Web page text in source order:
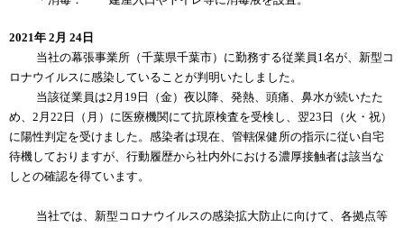
2021年 2月 24日
当社の幕張事業所（千葉県千葉市）に勤務する従業員1名が、新型コ
ロナウイルスに感染していることが判明いたしました。
当該従業員は2月19日（金）夜以降、発熱、頭痛、鼻水が続いたた
め、2月22日（月）に医療機関にて抗原検査を受検し、翌23日（火・祝）
に陽性判定を受けました。感染者は現在、管轄保健所の指示に従い自宅
待機しておりますが、行動履歴から社内外における濃厚接触者は該当な
しとの確認を得ています。
当社では、新型コロナウイルスの感染拡大防止に向けて、各拠点等